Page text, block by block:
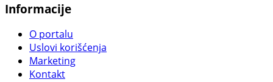
Informacije
O portalu
Uslovi korišćenja
Marketing
Kontakt